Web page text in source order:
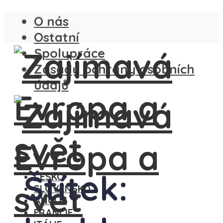
O nás
Ostatní
Spolupráce
Zásady ochrany osobních
údajů
ČESKO
SLOVENSKO
ANGLIE
FRANCIE
Štítek: